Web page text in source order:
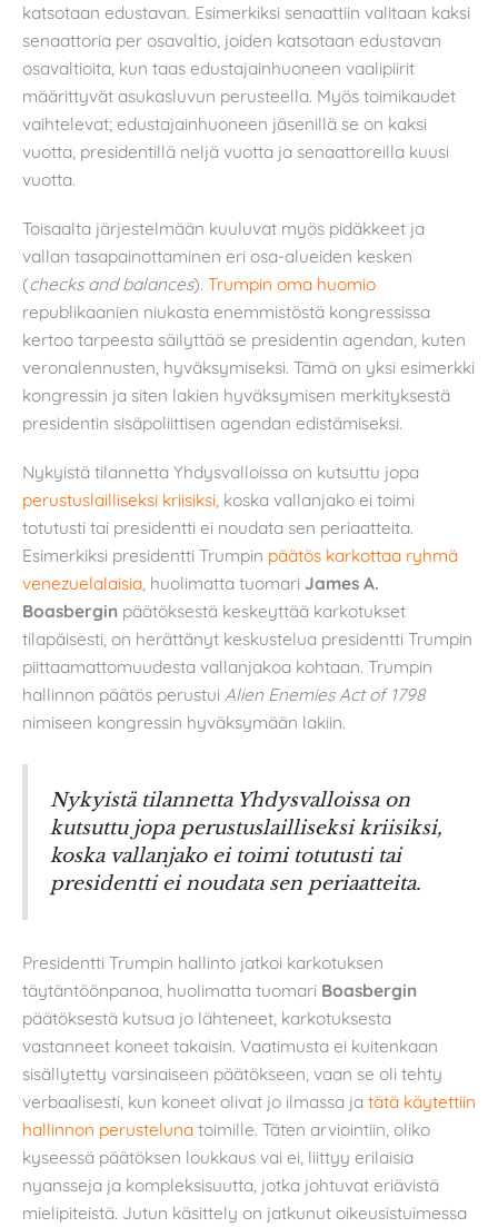
katsotaan edustavan. Esimerkiksi senaattiin valitaan kaksi
senaattoria per osavaltio, joiden katsotaan edustavan
osavaltioita, kun taas edustajainhuoneen vaalipiirit
määrittyvät asukasluvun perusteella. Myös toimikaudet
vaihtelevat; edustajainhuoneen jäsenillä se on kaksi
vuotta, presidentillä neljä vuotta ja senaattoreilla kuusi
vuotta.
Toisaalta järjestelmään kuuluvat myös pidäkkeet ja
vallan tasapainottaminen eri osa-alueiden kesken
(checks and balances). Trumpin oma huomio
republikaanien niukasta enemmistöstä kongressissa
kertoo tarpeesta säilyttää se presidentin agendan, kuten
veronalennusten, hyväksymiseksi. Tämä on yksi esimerkki
kongressin ja siten lakien hyväksymisen merkityksestä
presidentin sisäpoliittisen agendan edistämiseksi.
Nykyistä tilannetta Yhdysvalloissa on kutsuttu jopa
perustuslailliseksi kriisiksi , koska vallanjako ei toimi
totutusti tai presidentti ei noudata sen periaatteita.
Esimerkiksi presidentti Trumpin päätös karkottaa ryhmä
venezuelalaisia , huolimatta tuomari James A.
Boasbergin päätöksestä keskeyttää karkotukset
tilapäisesti, on herättänyt keskustelua presidentti Trumpin
piittaamattomuudesta vallanjakoa kohtaan. Trumpin
hallinnon päätös perustui Alien Enemies Act of 1798
nimiseen kongressin hyväksymään lakiin.
Nykyistä tilannetta Yhdysvalloissa on
kutsuttu jopa perustuslailliseksi kriisiksi,
koska vallanjako ei toimi totutusti tai
presidentti ei noudata sen periaatteita.
Presidentti Trumpin hallinto jatkoi karkotuksen
täytäntöönpanoa, huolimatta tuomari Boasbergin
päätöksestä kutsua jo lähteneet, karkotuksesta
vastanneet koneet takaisin. Vaatimusta ei kuitenkaan
sisällytetty varsinaiseen päätökseen, vaan se oli tehty
verbaalisesti, kun koneet olivat jo ilmassa ja tätä käytettiin
hallinnon perusteluna toimille. Täten arviointiin, oliko
kyseessä päätöksen loukkaus vai ei, liittyy erilaisia
nyansseja ja kompleksisuutta, jotka johtuvat eriävistä
mielipiteistä. Jutun käsittely on jatkunut oikeusistuimessa